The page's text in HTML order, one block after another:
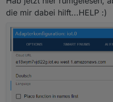
die mir dabei hilft...HELP :)